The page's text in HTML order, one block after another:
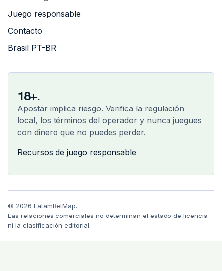
Juego responsable
Contacto
Brasil PT-BR
18+.
Apostar implica riesgo. Verifica la regulación
local, los términos del operador y nunca juegues
con dinero que no puedes perder.
Recursos de juego responsable
© 2026 LatamBetMap.
Las relaciones comerciales no determinan el estado de licencia
ni la clasificación editorial.